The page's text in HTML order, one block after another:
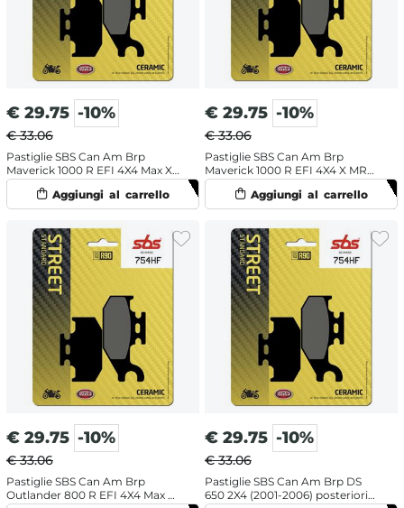
€ 29.75 -10%
€ 33.06
Pastiglie SBS Can Am Brp
Maverick 1000 R EFI 4X4 Max X
MR DPS (2017-2018) posteriori
ceramiche
€ 29.75 -10%
€ 33.06
Pastiglie SBS Can Am Brp
Maverick 1000 R EFI 4X4 X MR
DPS (2015-2018) posteriori
ceramiche
€ 29.75 -10%
€ 33.06
Pastiglie SBS Can Am Brp
Outlander 800 R EFI 4X4 Max XT
€ 29.75 -10%
€ 33.06
Pastiglie SBS Can Am Brp DS
650 2X4 (2001-2006) posteriori